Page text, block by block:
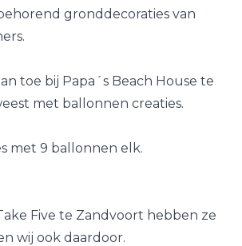
gronddecoraties van
toe bij Papa´s Beach House te
met ballonnen creaties.
met 9 ballonnen elk.
Five te Zandvoort hebben ze
wij ook daardoor.